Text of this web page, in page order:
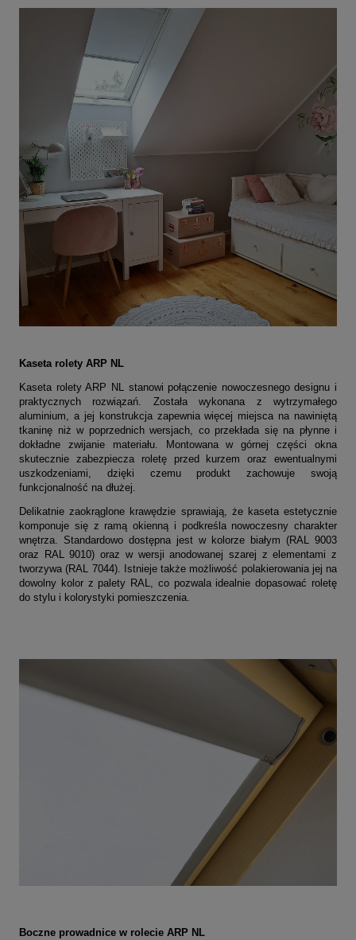
Kaseta rolety ARP NL
Kaseta rolety ARP NL stanowi połączenie nowoczesnego designu i
praktycznych rozwiązań. Została wykonana z wytrzymałego
aluminium, a jej konstrukcja zapewnia więcej miejsca na nawiniętą
tkaninę niż w poprzednich wersjach, co przekłada się na płynne i
dokładne zwijanie materiału. Montowana w górnej części okna
skutecznie zabezpiecza roletę przed kurzem oraz ewentualnymi
uszkodzeniami, dzięki czemu produkt zachowuje swoją
funkcjonalność na dłużej.
Delikatnie zaokrąglone krawędzie sprawiają, że kaseta estetycznie
komponuje się z ramą okienną i podkreśla nowoczesny charakter
wnętrza. Standardowo dostępna jest w kolorze białym (RAL 9003
oraz RAL 9010) oraz w wersji anodowanej szarej z elementami z
tworzywa (RAL 7044). Istnieje także możliwość polakierowania jej na
dowolny kolor z palety RAL, co pozwala idealnie dopasować roletę
do stylu i kolorystyki pomieszczenia.
Boczne prowadnice w rolecie ARP NL